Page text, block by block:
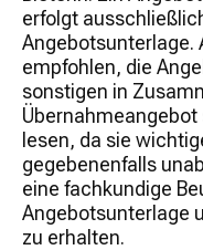
erfolgt
Angebotsunterlage.
empfohlen, die
sonstigen in
lesen, da sie
gegebenenfalls
eine fachkundige
Angebotsunterlage
zu erhalten.